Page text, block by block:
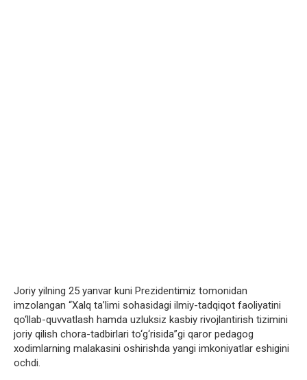
Joriy yilning 25 yanvar kuni Prezidentimiz tomonidan
imzolangan “Xalq ta’limi sohasidagi ilmiy-tadqiqot faoliyatini
qo‘llab-quvvatlash hamda uzluksiz kasbiy rivojlantirish tizimini
joriy qilish chora-tadbirlari to‘g‘risida”gi qaror pedagog
xodimlarning malakasini oshirishda yangi imkoniyatlar eshigini
ochdi.